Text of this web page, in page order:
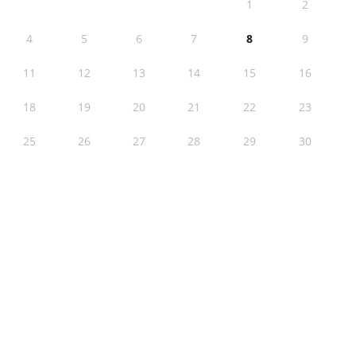
1 2
4 5 6 7 8 9
11 12 13 14 15 16
18 19 20 21 22 23
25 26 27 28 29 30